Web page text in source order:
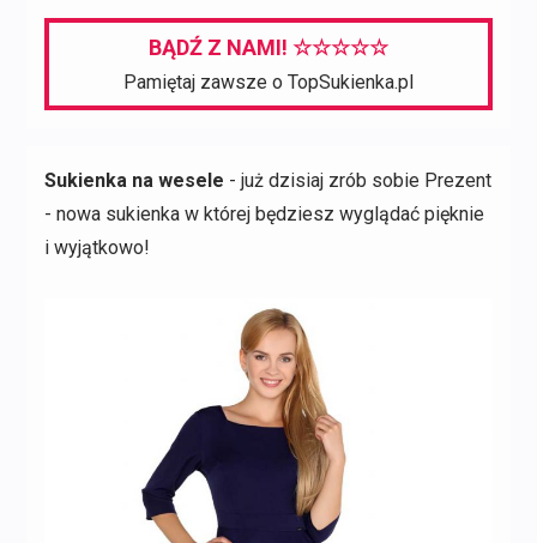
BĄDŹ Z NAMI! ☆☆☆☆☆
Pamiętaj zawsze o TopSukienka.pl
Sukienka na wesele - już dzisiaj zrób sobie Prezent
- nowa sukienka w której będziesz wyglądać pięknie
i wyjątkowo!